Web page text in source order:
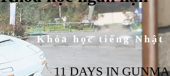
Khóa học tiếng Nhật
11 DAYS IN GUNMA